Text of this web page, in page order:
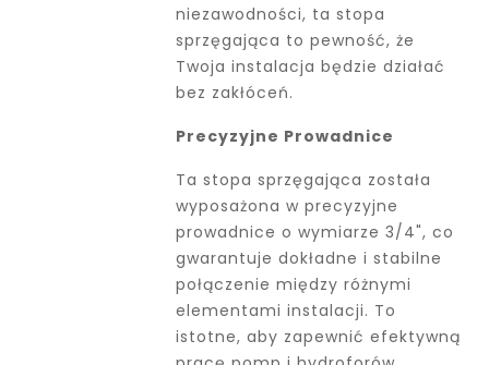
niezawodności, ta stopa
sprzęgająca to pewność, że
Twoja instalacja będzie działać
bez zakłóceń.
Precyzyjne Prowadnice
Ta stopa sprzęgająca została
wyposażona w precyzyjne
prowadnice o wymiarze 3/4", co
gwarantuje dokładne i stabilne
połączenie między różnymi
elementami instalacji. To
istotne, aby zapewnić efektywną